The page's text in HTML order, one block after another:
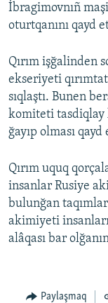
İbragimovnıñ
oturtqanını qayd
Qırım işğalinden
ekseriyeti
sıqlaştı. Bunen
komiteti tasdiqlay
ğayıp olması
Qırım uquq
insanlar Rusiye
bulunğan
akimiyeti
alâqası bar
Paylaşmaq